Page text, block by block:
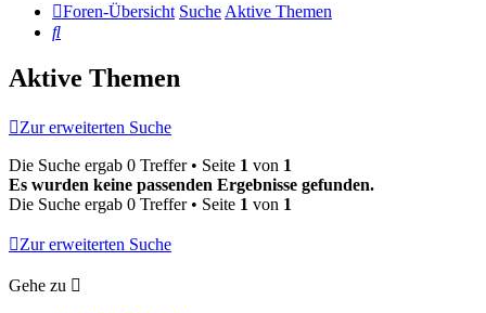
Foren-Übersicht SucheAktive Themen
Suche
Aktive Themen
Zur erweiterten Suche
Die Suche ergab 0 Treffer • Seite 1 von 1
Es wurden keine passenden Ergebnisse gefunden.
Die Suche ergab 0 Treffer • Seite 1 von 1
Zur erweiterten Suche
Gehe zu